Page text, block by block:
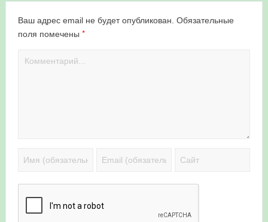
Ваш адрес email не будет опубликован. Обязательные
поля помечены *